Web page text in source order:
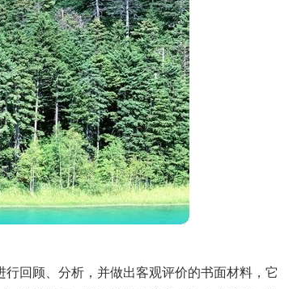
回顾、分析，并做出客观评价的书面材料，它